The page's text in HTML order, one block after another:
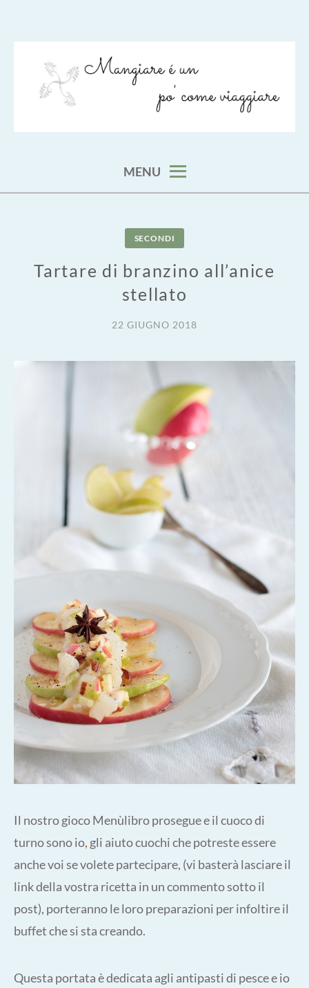
MENU
SECONDI
Tartare di branzino all’anice
stellato
22 GIUGNO 2018
Il nostro gioco Menùlibro prosegue e il cuoco di
turno sono io, gli aiuto cuochi che potreste essere
anche voi se volete partecipare, (vi basterà lasciare il
link della vostra ricetta in un commento sotto il
post), porteranno le loro preparazioni per infoltire il
buffet che si sta creando.
Questa portata è dedicata agli antipasti di pesce e io